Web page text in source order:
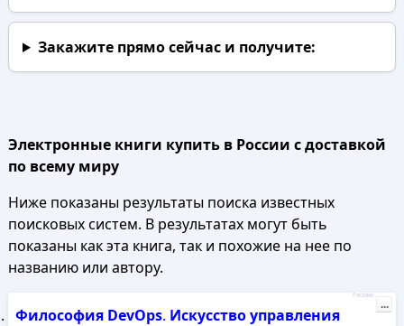
Закажите прямо сейчаси получите:
Электронные книги купить в России с доставкой
по всему миру
Ниже показаны результаты поиска известных
поисковых систем. В результатах могут быть
показаны как эта книга, так и похожие на нее по
названию или автору.
Философия DevOps. Искусствоуправления
Реклама
...